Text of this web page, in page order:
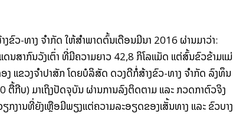
ວ-ທາງ ຈຳກັດ ໃຫ້​ສຳພາດ​ຕົ້ນເດືອນມີນາ 2016 ຜ່ານ​ມາ​ວ່າ:
ດນສາກົນ​ວັງ​ເຕົ່າ ທີ່​ມີ​ຄວາມ​ຍາວ 42,8 ກິໂລແມັດ ແຕ່​ສົ້ນ​ຂົວ​ຂ້າມແມ່
ງ ແຂວງ​ຈຳປາ​ສັກ ໂດຍ​ບໍລິສັດ ດວງ​ດີ​ກໍ່ສ້າງ​ຂົວ-ທາງ ຈຳກັດ ລົງທຶນ​
ຕື້​ກີບ) ມາ​ເຖິງ​ປັດຈຸບັນ ​ຜ່ານ​ການລົງ​ຕິດຕາມ ແລະ ກວດກາ​ຕົວຈິງ
ກງານ​ທີ່​ຍັງ​ເຫຼືອ​ມີ​ພຽງ​ແຕ່​ຄວາມລະອຽດ​ຂອງ​ເສັ້ນທາງ ແລະ ຂົວບາງ​